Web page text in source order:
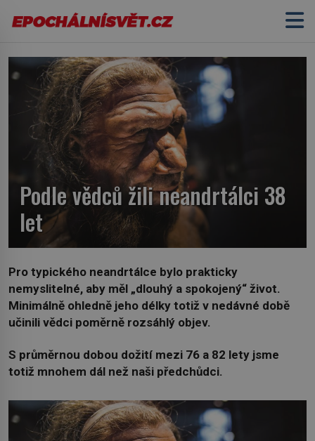
Podle vědců žili neandrtálci 38
let
Pro typického neandrtálce bylo prakticky
nemyslitelné, aby měl „dlouhý a spokojený“ život.
Minimálně ohledně jeho délky totiž v nedávné době
učinili vědci poměrně rozsáhlý objev.
S průměrnou dobou dožití mezi 76 a 82 lety jsme
totiž mnohem dál než naši předchůdci.